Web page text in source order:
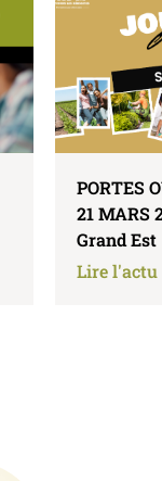
PORTES
21 MARS
Grand Est
Lire l'actu